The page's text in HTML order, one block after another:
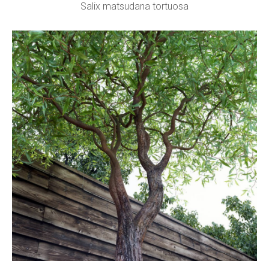
Salix matsudana tortuosa